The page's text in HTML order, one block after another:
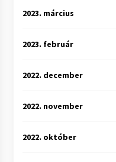
2023. március
2023. február
2022. december
2022. november
2022. október